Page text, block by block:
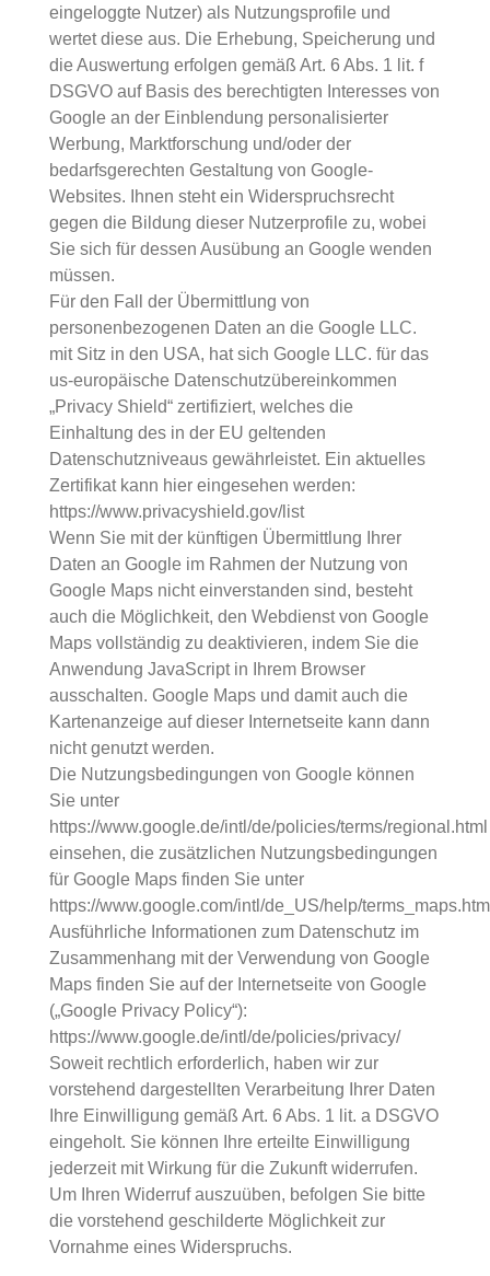
eingeloggte Nutzer) als Nutzungsprofile und
wertet diese aus. Die Erhebung, Speicherung und
die Auswertung erfolgen gemäß Art. 6 Abs. 1 lit. f
DSGVO auf Basis des berechtigten Interesses von
Google an der Einblendung personalisierter
Werbung, Marktforschung und/oder der
bedarfsgerechten Gestaltung von Google-
Websites. Ihnen steht ein Widerspruchsrecht
gegen die Bildung dieser Nutzerprofile zu, wobei
Sie sich für dessen Ausübung an Google wenden
müssen.
Für den Fall der Übermittlung von
personenbezogenen Daten an die Google LLC.
mit Sitz in den USA, hat sich Google LLC. für das
us-europäische Datenschutzübereinkommen
„Privacy Shield“ zertifiziert, welches die
Einhaltung des in der EU geltenden
Datenschutzniveaus gewährleistet. Ein aktuelles
Zertifikat kann hier eingesehen werden:
https://www.privacyshield.gov/list
Wenn Sie mit der künftigen Übermittlung Ihrer
Daten an Google im Rahmen der Nutzung von
Google Maps nicht einverstanden sind, besteht
auch die Möglichkeit, den Webdienst von Google
Maps vollständig zu deaktivieren, indem Sie die
Anwendung JavaScript in Ihrem Browser
ausschalten. Google Maps und damit auch die
Kartenanzeige auf dieser Internetseite kann dann
nicht genutzt werden.
Die Nutzungsbedingungen von Google können
Sie unter
https://www.google.de/intl/de/policies/terms/regional.html
einsehen, die zusätzlichen Nutzungsbedingungen
für Google Maps finden Sie unter
https://www.google.com/intl/de_US/help/
Ausführliche Informationen zum Datenschutz im
Zusammenhang mit der Verwendung von Google
Maps finden Sie auf der Internetseite von Google
(„Google Privacy Policy“):
https://www.google.de/intl/de/policies/privacy/
Soweit rechtlich erforderlich, haben wir zur
vorstehend dargestellten Verarbeitung Ihrer Daten
Ihre Einwilligung gemäß Art. 6 Abs. 1 lit. a DSGVO
eingeholt. Sie können Ihre erteilte Einwilligung
jederzeit mit Wirkung für die Zukunft widerrufen.
Um Ihren Widerruf auszuüben, befolgen Sie bitte
die vorstehend geschilderte Möglichkeit zur
Vornahme eines Widerspruchs.